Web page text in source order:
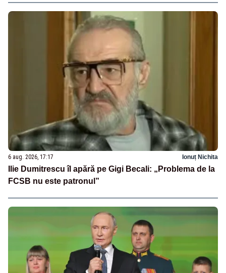
6 aug. 2026, 17:17 Ionuț Nichita
Ilie Dumitrescu îl apără pe Gigi Becali: „Problema de la
FCSB nu este patronul”